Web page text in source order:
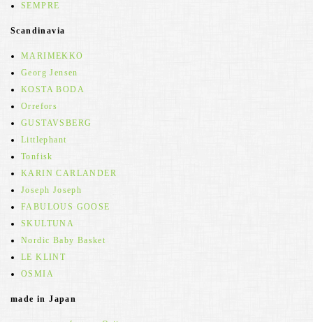
SEMPRE
Scandinavia
MARIMEKKO
Georg Jensen
KOSTA BODA
Orrefors
GUSTAVSBERG
Littlephant
Tonfisk
KARIN CARLANDER
Joseph Joseph
FABULOUS GOOSE
SKULTUNA
Nordic Baby Basket
LE KLINT
OSMIA
made in Japan